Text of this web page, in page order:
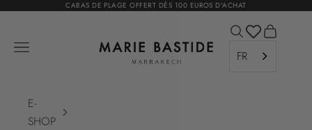
Passer au contenuCABAS DE PLAGE OFFERT DÉS 100 EUROS D'ACHAT
Marie Bastide Marrakech
Ouvrir la navigation
Ouvrir laVoir le
FR
E-
SHOP